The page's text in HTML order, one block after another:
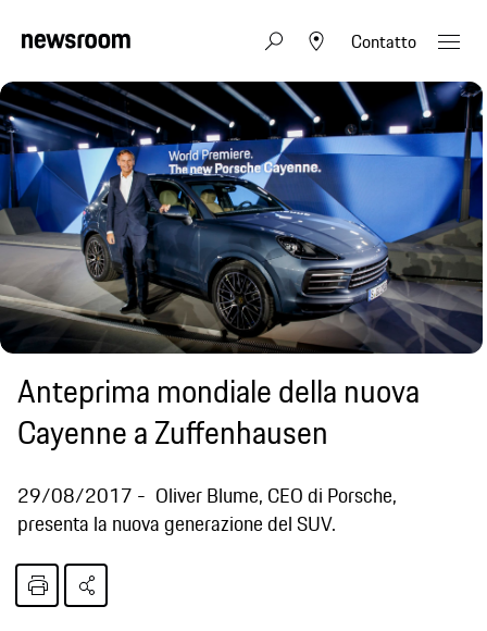
Contatto
Anteprima mondiale della nuova
Cayenne a Zuffenhausen
29/08/2017
Oliver Blume, CEO di Porsche,
presenta la nuova generazione del SUV.